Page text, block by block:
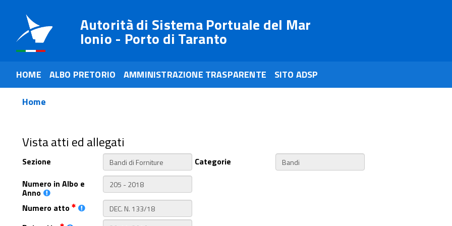
Autorità di Sistema Portuale del Mar
Ionio - Porto di Taranto
HOME ALBO PRETORIO AMMINISTRAZIONE TRASPARENTE
SITO ADSP
Home
Vista atti ed allegati
Sezione
Categorie
Numero in Albo e
Anno
Numero atto